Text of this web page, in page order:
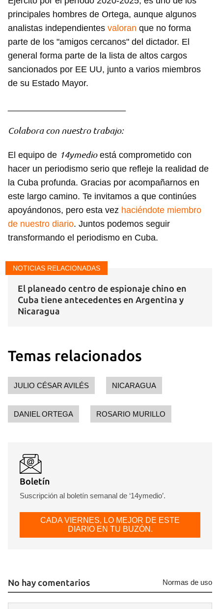
Guardar como favorito
Para poder guardar como favorito, primero has de
iniciar sesión con tu cuenta de 14ymedio.
INICIAR SESIÓN CANCELAR
principales hombres de Ortega, aunque algunos
analistas independientes valoran que no forma
parte de los "amigos cercanos" del dictador. El
general forma parte de la lista de altos cargos
sancionados por EE UU, junto a varios miembros
de su Estado Mayor.
Colabora con nuestro trabajo:
El equipo de 14ymedioestá comprometido con
hacer un periodismo serio que refleje la realidad de
la Cuba profunda. Gracias por acompañarnos en
este largo camino. Te invitamos a que continúes
apoyándonos, pero esta vez haciéndote miembro
de nuestro diario. Juntos podemos seguir
transformando el periodismo en Cuba.
NOTICIAS RELACIONADAS
El planeado centro de espionaje chino en
Cuba tiene antecedentes en Argentina y
Nicaragua
Temas relacionados
JULIO CÉSAR AVILÉS NICARAGUA
DANIEL ORTEGA ROSARIO MURILLO
Boletín
Suscripción al boletín semanal de ‘14ymedio’.
CADA VIERNES, LO MEJOR DE ESTE
DIARIO EN TU BUZÓN.
No hay comentarios Normas de uso